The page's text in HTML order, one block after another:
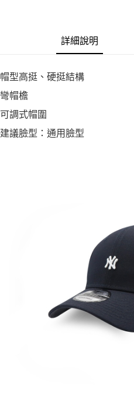
詳細說明
帽型高挺、硬挺結構
彎帽檐
可調式帽圍
建議臉型：通用臉型